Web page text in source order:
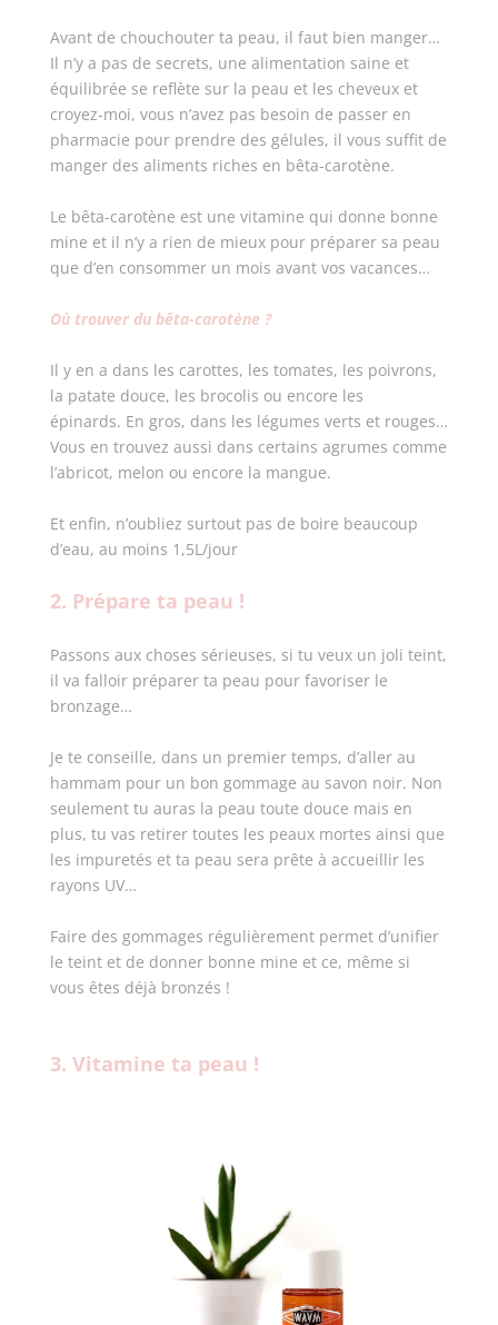
Avant de chouchouter ta peau, il faut bien manger…
Il n’y a pas de secrets, une alimentation saine et
équilibrée se reflète sur la peau et les cheveux et
croyez-moi, vous n’avez pas besoin de passer en
pharmacie pour prendre des gélules, il vous suffit de
manger des aliments riches en bêta-carotène.
Le bêta-carotène est une vitamine qui donne bonne
mine et il n’y a rien de mieux pour préparer sa peau
que d’en consommer un mois avant vos vacances…
Où trouver du bêta-carotène ?
Il y en a dans les carottes, les tomates, les poivrons,
la patate douce, les brocolis ou encore les
épinards. En gros, dans les légumes verts et rouges…
Vous en trouvez aussi dans certains agrumes comme
l’abricot, melon ou encore la mangue.
Et enfin, n’oubliez surtout pas de boire beaucoup
d’eau, au moins 1,5L/jour
2. Prépare ta peau !
Passons aux choses sérieuses, si tu veux un joli teint,
il va falloir préparer ta peau pour favoriser le
bronzage…
Je te conseille, dans un premier temps, d’aller au
hammam pour un bon gommage au savon noir. Non
seulement tu auras la peau toute douce mais en
plus, tu vas retirer toutes les peaux mortes ainsi que
les impuretés et ta peau sera prête à accueillir les
rayons UV…
Faire des gommages régulièrement permet d’unifier
le teint et de donner bonne mine et ce, même si
vous êtes déjà bronzés !
3. Vitamine ta peau !